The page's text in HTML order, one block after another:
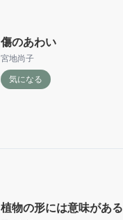
傷のあわい
宮地尚子
気になる
植物の形には意味がある